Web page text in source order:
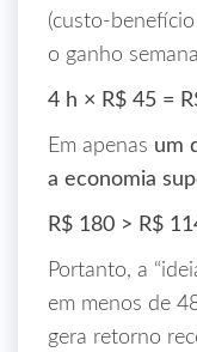
o ganho
4 h × R$ 45 =
Em apenas um
a economia
R$ 180 > R$
Portanto, a
em menos de
gera retorno